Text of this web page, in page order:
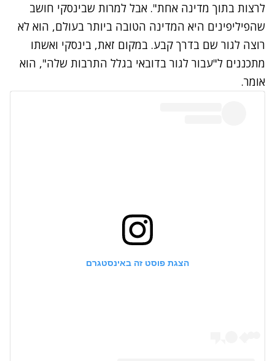
לרצות בתוך מדינה אחת". אבל למרות שבינסקי חושב
שהפיליפינים היא המדינה הטובה ביותר בעולם, הוא לא
רוצה לגור שם בדרך קבע. במקום זאת, בינסקי ואשתו
מתכננים ל"עבור לגור בדובאי בגלל התרבות שלה", הוא
אומר.
הצגת פוסט זה באינסטגרם